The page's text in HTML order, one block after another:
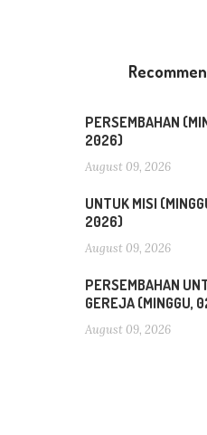
PERSEMBAHAN
2026)
August 09, 2026
UNTUK MISI
2026)
August 09, 2026
PERSEMBAHAN
GEREJA (MINGGU,
August 09, 2026